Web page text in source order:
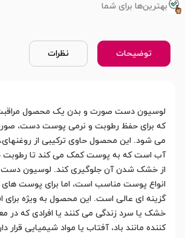
بهترین‌ها برای شما
توضیحات نظرات
لوسیون دست صورت و بدن یک محصول
که برای حفظ رطوبت و نرمی پوست دست،
می شود. این محصول حاوی ترکیبی از روغنهای،
آب است که به پوست کمک می کند تا رطوبت
از خشک شدن آن جلوگیری کند. لوسیون دست
انواع پوست مناسب است، اما برای پوست
گزینه ای عالی است. این محصول به ویژه برای
خشک یا سرد زندگی می کنند یا افرادی که
کننده مانند باد، آفتاب یا مواد شیمیایی قرار